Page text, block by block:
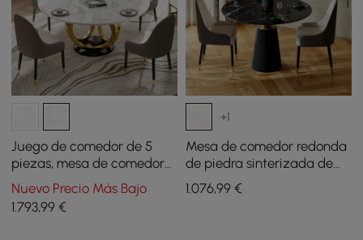
Juego de comedor de 5
piezas, mesa de comedor
redonda con superficie de
piedra sinterizada de 1350
mm, color blanco y gris, 4
Nuevo Precio Más Bajo
1.793,99 €
+1
Mesa de comedor redonda
de piedra sinterizada de
1000 mm con base de
cuero para 2 a 4 personas
1.076,99€